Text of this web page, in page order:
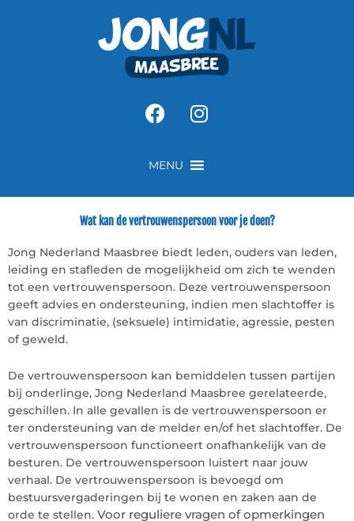
FacebookInstagram
MENU
Wat kan de vertrouwenspersoon voor je doen?
Jong Nederland Maasbree biedt leden, ouders van leden,
leiding en stafleden de mogelijkheid om zich te wenden
tot een vertrouwenspersoon. Deze vertrouwenspersoon
geeft advies en ondersteuning, indien men slachtoffer is
van discriminatie, (seksuele) intimidatie, agressie, pesten
of geweld.
De vertrouwenspersoon kan bemiddelen tussen partijen
bij onderlinge, Jong Nederland Maasbree gerelateerde,
geschillen. In alle gevallen is de vertrouwenspersoon er
ter ondersteuning van de melder en/of het slachtoffer. De
vertrouwenspersoon functioneert onafhankelijk van de
besturen. De vertrouwenspersoon luistert naar jouw
verhaal. De vertrouwenspersoon is bevoegd om
bestuursvergaderingen bij te wonen en zaken aan de
orde te stellen. Voor reguliere vragen of opmerkingen